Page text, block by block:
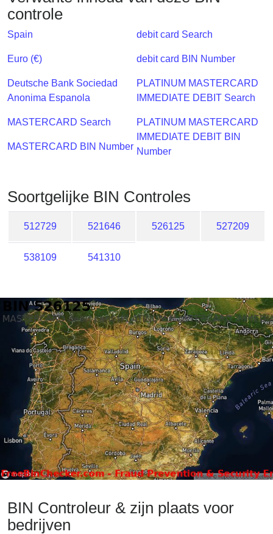
Validator
controle
Spain
Euro (€)
Deutsche Bank Sociedad
Anonima Espanola
MASTERCARD Search
MASTERCARD BIN Number
debit card Search
debit card BIN Number
PLATINUM MASTERCARD
IMMEDIATE DEBIT Search
PLATINUM MASTERCARD
IMMEDIATE DEBIT BIN
Number
Soortgelijke BIN Controles
512729 521646 526125 527209
538109 541310
BIN Controleur & zijn plaats voor
bedrijven